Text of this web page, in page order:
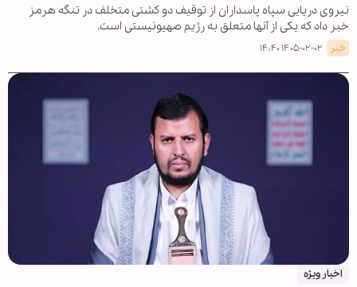
نیروی دریایی سپاه پاسداران از توقیف دو کشتی متخلف در تنگه هرمز
خبر داد که یکی از آنها متعلق به رژیم صهیونیستی است.
خبر ۱۴۰۵-۰۲-۰۲ ۱۴:۴۰
اخبار ویژه